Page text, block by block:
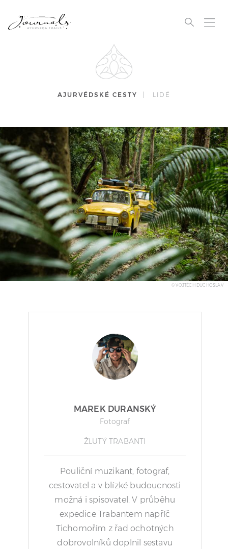
AJURVÉDSKÉ CESTY LIDÉ
© VOJTĚCH DUCHOSLAV
MAREK DURANSKÝ
Fotograf
ŽLUTÝ TRABANTI
Pouliční muzikant, fotograf,
cestovatel a v blízké budoucnosti
možná i spisovatel. V průběhu
expedice Trabantem napříč
Tichomořím z řad ochotných
dobrovolníků doplnil sestavu